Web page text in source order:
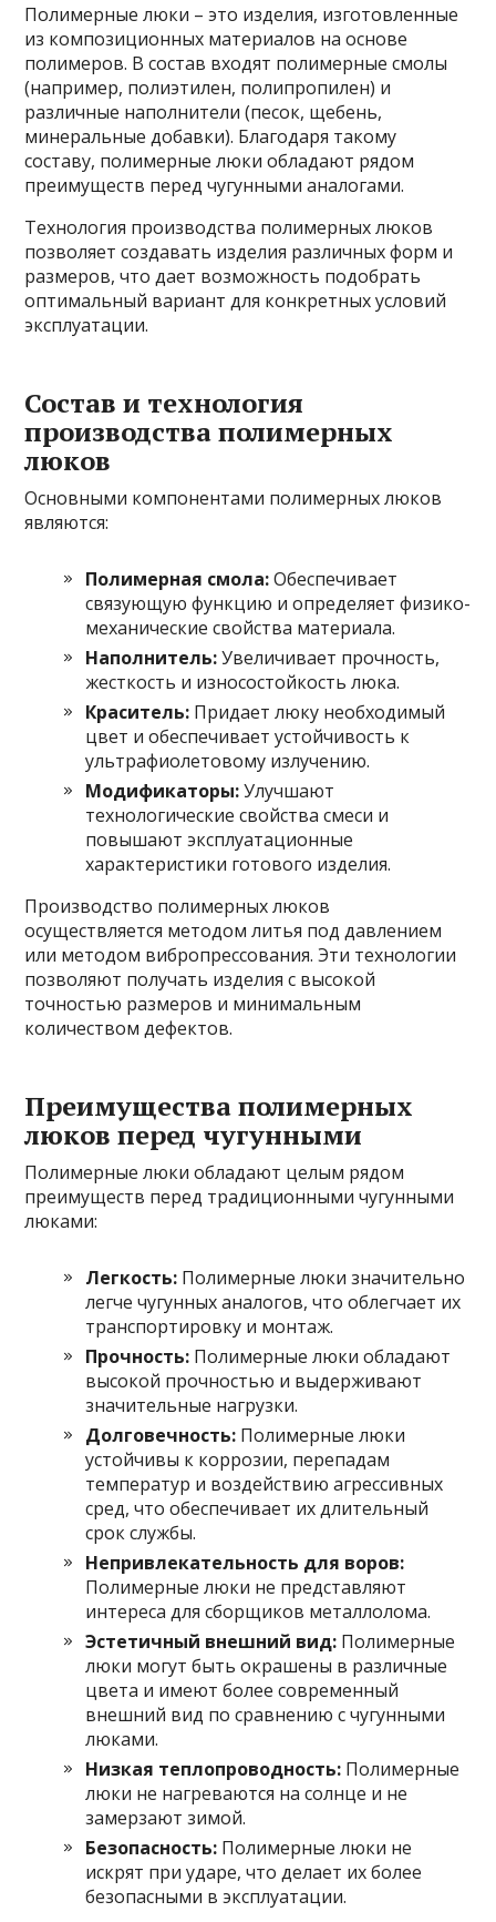
Полимерные люки – это изделия, изготовленные
из композиционных материалов на основе
полимеров. В состав входят полимерные смолы
(например, полиэтилен, полипропилен) и
различные наполнители (песок, щебень,
минеральные добавки). Благодаря такому
составу, полимерные люки обладают рядом
преимуществ перед чугунными аналогами.
Технология производства полимерных люков
позволяет создавать изделия различных форм и
размеров, что дает возможность подобрать
оптимальный вариант для конкретных условий
эксплуатации.
Состав и технология
производства полимерных
люков
Основными компонентами полимерных люков
являются:
Полимерная смола:Обеспечивает
связующую функцию и определяет физико-
механические свойства материала.
Наполнитель:Увеличивает прочность,
жесткость и износостойкость люка.
Краситель: Придает люку необходимый
цвет и обеспечивает устойчивость к
ультрафиолетовому излучению.
Модификаторы:Улучшают
технологические свойства смеси и
повышают эксплуатационные
характеристики готового изделия.
Производство полимерных люков
осуществляется методом литья под давлением
или методом вибропрессования. Эти технологии
позволяют получать изделия с высокой
точностью размеров и минимальным
количеством дефектов.
Преимущества полимерных
люков перед чугунными
Полимерные люки обладают целым рядом
преимуществ перед традиционными чугунными
люками:
Легкость: Полимерные люки значительно
легче чугунных аналогов, что облегчает их
транспортировку и монтаж.
Прочность: Полимерные люки обладают
высокой прочностью и выдерживают
значительные нагрузки.
Долговечность: Полимерные люки
устойчивы к коррозии, перепадам
температур и воздействию агрессивных
сред, что обеспечивает их длительный
срок службы.
Непривлекательность для воров:
Полимерные люки не представляют
интереса для сборщиков металлолома.
Эстетичный внешний вид: Полимерные
люки могут быть окрашены в различные
цвета и имеют более современный
внешний вид по сравнению с чугунными
люками.
Низкая теплопроводность: Полимерные
люки не нагреваются на солнце и не
замерзают зимой.
Безопасность: Полимерные люки не
искрят при ударе, что делает их более
безопасными в эксплуатации.